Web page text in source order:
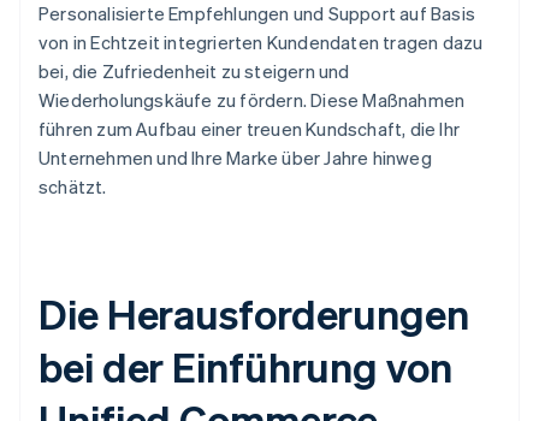
Personalisierte Empfehlungen und Support auf Basis
von in Echtzeit integrierten Kundendaten tragen dazu
bei, die Zufriedenheit zu steigern und
Wiederholungskäufe zu fördern. Diese Maßnahmen
führen zum Aufbau einer treuen Kundschaft, die Ihr
Unternehmen und Ihre Marke über Jahre hinweg
schätzt.
Die Herausforderungen
bei der Einführung von